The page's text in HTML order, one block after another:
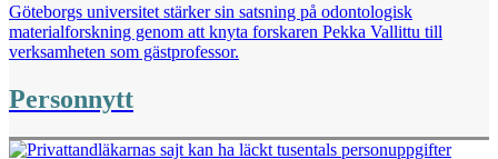
Göteborgs universitet stärker sin satsning på odontologisk
materialforskning genom att knyta forskaren Pekka Vallittu till
verksamheten som gästprofessor.
Personnytt